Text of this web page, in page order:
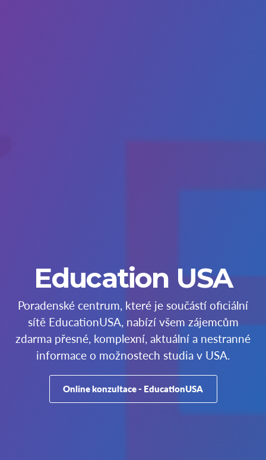
Education USA
Poradenské centrum, které je součástí oficiální
sítě EducationUSA, nabízí všem zájemcům
zdarma přesné, komplexní, aktuální a nestranné
informace o možnostech studia v USA.
Online konzultace - EducationUSA